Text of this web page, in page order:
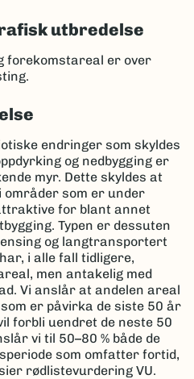
utbredelse
forekomstareal er over
endringer som skyldes
og nedbygging er
myr. Dette skyldes at
som er under
for blant annet
Typen er dessuten
og langtransportert
i alle fall tidligere,
men antakelig med
Vi anslår at andelen areal
er påvirka de siste 50 år
forbli uendret de neste 50
vi til 50–80 % både de
som omfatter fortid,
rødlistevurdering VU.